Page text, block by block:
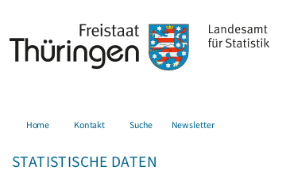
Home Kontakt Suche Newsletter
STATISTISCHE DATEN